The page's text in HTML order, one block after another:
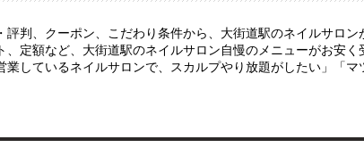
判、クーポン、こだわり条件から、大街道駅のネイルサロ
定額など、大街道駅のネイルサロン自慢のメニューがお安
しているネイルサロンで、スカルプやり放題がしたい」「